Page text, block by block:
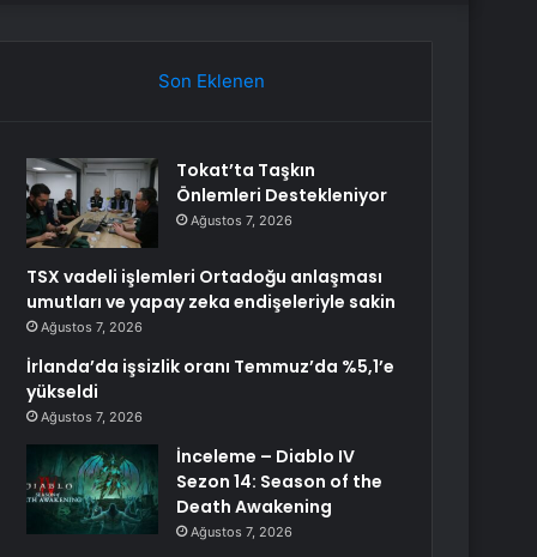
Son Eklenen
Tokat’ta Taşkın
Önlemleri Destekleniyor
Ağustos 7, 2026
TSX vadeli işlemleri Ortadoğu anlaşması
umutları ve yapay zeka endişeleriyle sakin
Ağustos 7, 2026
İrlanda’da işsizlik oranı Temmuz’da %5,1’e
yükseldi
Ağustos 7, 2026
İnceleme – Diablo IV
Sezon 14: Season of the
Death Awakening
Ağustos 7, 2026